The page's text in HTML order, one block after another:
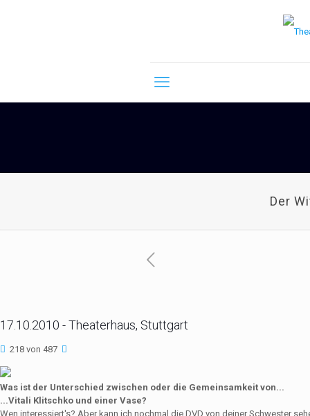
Der
17.10.2010 - Theaterhaus, Stuttgart
218 von 487
Was ist der Unterschied zwischen oder die Gemeinsamkeit von...
...Vitali Klitschko und einer Vase?
Wen interessiert's? Aber kann ich nochmal die DVD von deiner Schwester